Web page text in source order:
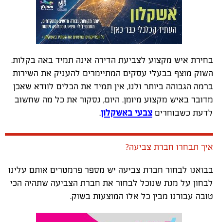
בחירת איש מקצוע לצביעת הדירה אינה תמיד באה בקלות.
השוק מוצף בבעלי עסקים המתיימרים להעניק את השירות
ברמה הגבוהה ביותר ולנו, אין תמיד את הכלים לוודא שאכן
מדובר באיש מקצוע מיומן. היום, נסקור את כל מה שחשוב
לדעת כשבוחרים צבעי באשקלון.
איך תבחרו חברת צביעה?
בבואנו לבחור חברת צביעה יש מספר פרמטרים אותם עלינו
לבחון על מנת שנוכל לבחור את חברת הצביעה שתהיה הכי
טובה עבורנו מבין כל אלו המוצעות בשוק.